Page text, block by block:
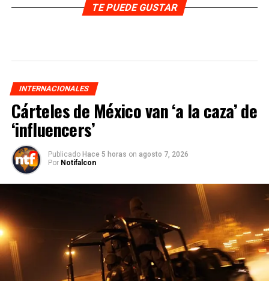
TE PUEDE GUSTAR
INTERNACIONALES
Cárteles de México van ‘a la caza’ de
‘influencers’
Publicado Hace 5 horas on agosto 7, 2026
Por Notifalcon